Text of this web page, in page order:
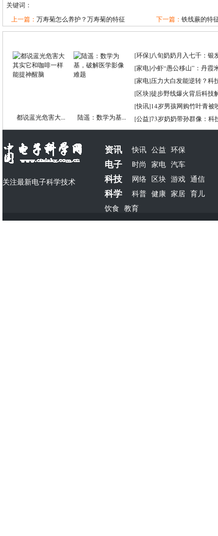
关键词：
上一篇： 万寿菊怎么养护？万寿菊的特征 下一篇： 铁线蕨的特
都说蓝光危害大... 陆遥：数学为基...
[环保]八旬奶奶月入七千：银
[家电]小虾“愚公移山”：丹霞
[家电]压力大白发能逆转？科
[区块]徒步野线爆火背后科技
[快讯]14岁男孩网购竹叶青被
[公益]73岁奶奶带孙群像：科
关注最新电子科学技术
资讯 快讯 公益 环保
电子 时尚 家电 汽车
科技 网络 区块 游戏 通信
科学 科普 健康 家居 育儿
饮食 教育